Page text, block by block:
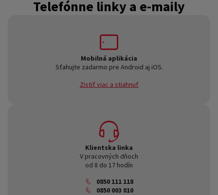
Telefónne linky a e-maily
Mobilná aplikácia
Sťahujte zadarmo pre Android aj iOS.
Zistiť viac a stiahnuť
Klientska linka
V pracovných dňoch
od 8 do 17 hodín
0850 111 118
0850 003 010